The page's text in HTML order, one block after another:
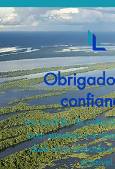
Seu pedido de
com sucesso e a
dará uma resposta
possível.